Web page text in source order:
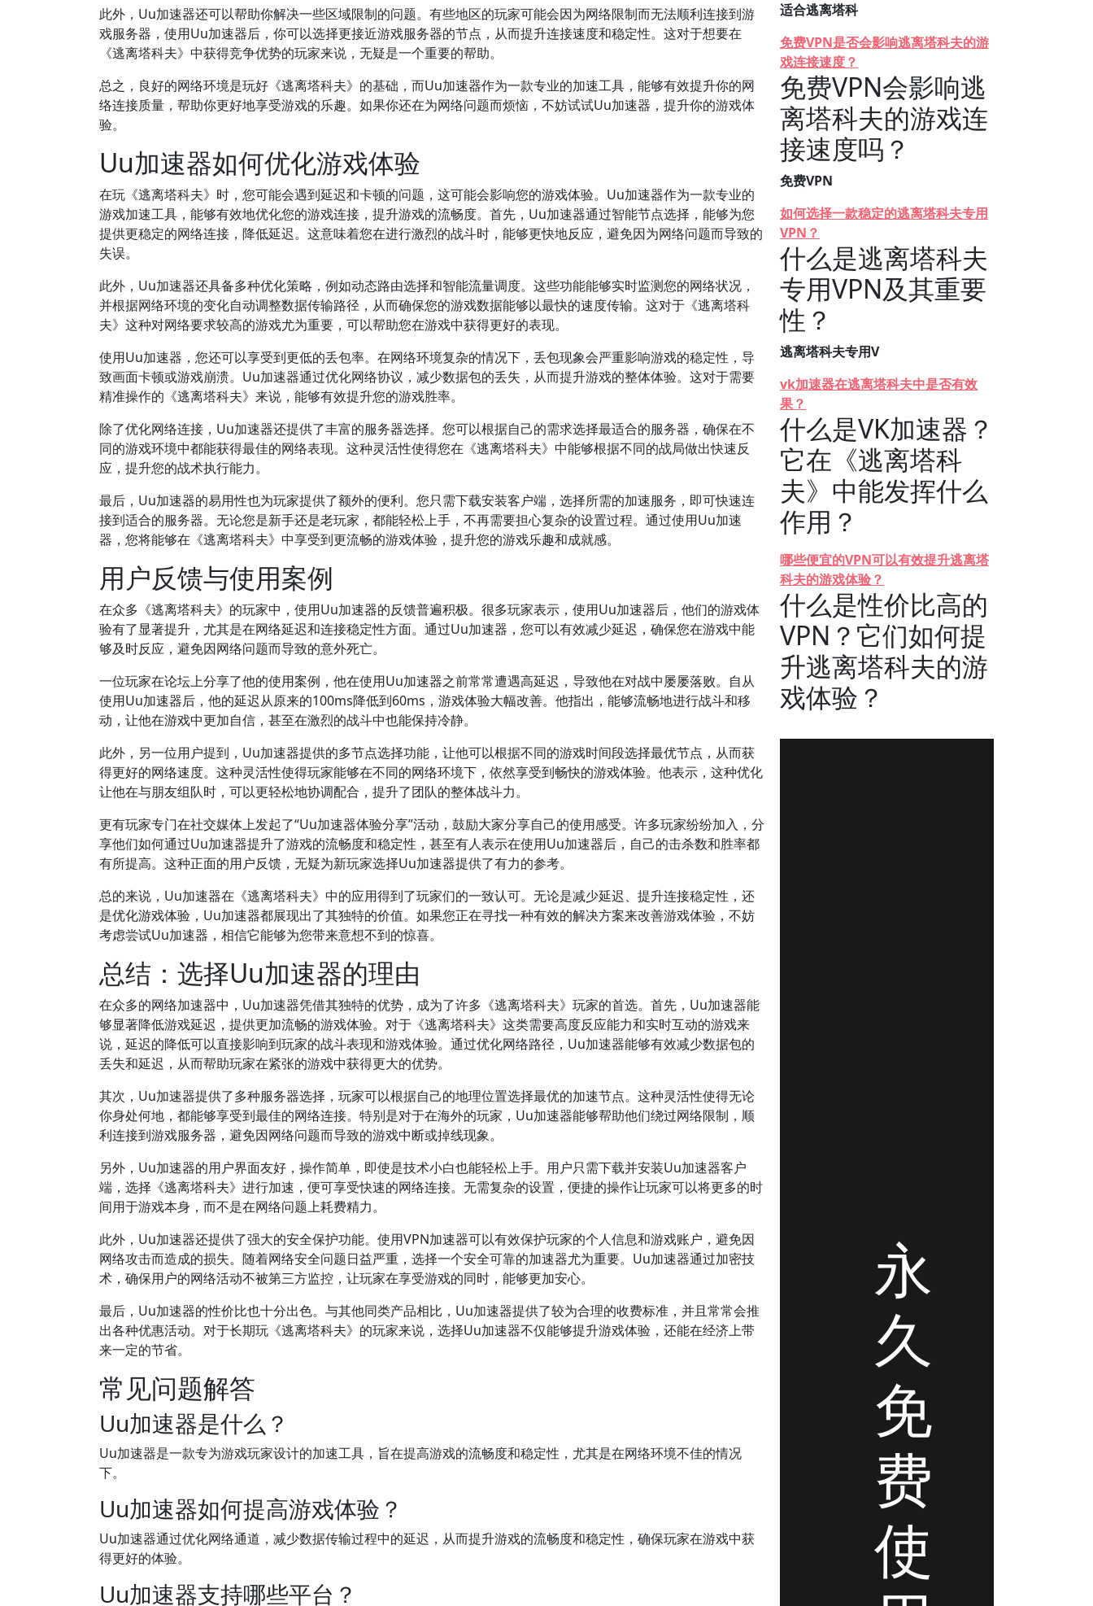
此外，Uu加速器还可以帮助你解决一些区域限制的问题。有些地区的玩家可能会因为网络限制而无法顺利连接到游
戏服务器，使用Uu加速器后，你可以选择更接近游戏服务器的节点，从而提升连接速度和稳定性。这对于想要在
《逃离塔科夫》中获得竞争优势的玩家来说，无疑是一个重要的帮助。
总之，良好的网络环境是玩好《逃离塔科夫》的基础，而Uu加速器作为一款专业的加速工具，能够有效提升你的网
络连接质量，帮助你更好地享受游戏的乐趣。如果你还在为网络问题而烦恼，不妨试试Uu加速器，提升你的游戏体
验。
Uu加速器如何优化游戏体验
在玩《逃离塔科夫》时，您可能会遇到延迟和卡顿的问题，这可能会影响您的游戏体验。Uu加速器作为一款专业的
游戏加速工具，能够有效地优化您的游戏连接，提升游戏的流畅度。首先，Uu加速器通过智能节点选择，能够为您
提供更稳定的网络连接，降低延迟。这意味着您在进行激烈的战斗时，能够更快地反应，避免因为网络问题而导致的
失误。
此外，Uu加速器还具备多种优化策略，例如动态路由选择和智能流量调度。这些功能能够实时监测您的网络状况，
并根据网络环境的变化自动调整数据传输路径，从而确保您的游戏数据能够以最快的速度传输。这对于《逃离塔科
夫》这种对网络要求较高的游戏尤为重要，可以帮助您在游戏中获得更好的表现。
使用Uu加速器，您还可以享受到更低的丢包率。在网络环境复杂的情况下，丢包现象会严重影响游戏的稳定性，导
致画面卡顿或游戏崩溃。Uu加速器通过优化网络协议，减少数据包的丢失，从而提升游戏的整体体验。这对于需要
精准操作的《逃离塔科夫》来说，能够有效提升您的游戏胜率。
除了优化网络连接，Uu加速器还提供了丰富的服务器选择。您可以根据自己的需求选择最适合的服务器，确保在不
同的游戏环境中都能获得最佳的网络表现。这种灵活性使得您在《逃离塔科夫》中能够根据不同的战局做出快速反
应，提升您的战术执行能力。
最后，Uu加速器的易用性也为玩家提供了额外的便利。您只需下载安装客户端，选择所需的加速服务，即可快速连
接到适合的服务器。无论您是新手还是老玩家，都能轻松上手，不再需要担心复杂的设置过程。通过使用Uu加速
器，您将能够在《逃离塔科夫》中享受到更流畅的游戏体验，提升您的游戏乐趣和成就感。
用户反馈与使用案例
在众多《逃离塔科夫》的玩家中，使用Uu加速器的反馈普遍积极。很多玩家表示，使用Uu加速器后，他们的游戏体
验有了显著提升，尤其是在网络延迟和连接稳定性方面。通过Uu加速器，您可以有效减少延迟，确保您在游戏中能
够及时反应，避免因网络问题而导致的意外死亡。
一位玩家在论坛上分享了他的使用案例，他在使用Uu加速器之前常常遭遇高延迟，导致他在对战中屡屡落败。自从
使用Uu加速器后，他的延迟从原来的100ms降低到60ms，游戏体验大幅改善。他指出，能够流畅地进行战斗和移
动，让他在游戏中更加自信，甚至在激烈的战斗中也能保持冷静。
此外，另一位用户提到，Uu加速器提供的多节点选择功能，让他可以根据不同的游戏时间段选择最优节点，从而获
得更好的网络速度。这种灵活性使得玩家能够在不同的网络环境下，依然享受到畅快的游戏体验。他表示，这种优化
让他在与朋友组队时，可以更轻松地协调配合，提升了团队的整体战斗力。
更有玩家专门在社交媒体上发起了“Uu加速器体验分享”活动，鼓励大家分享自己的使用感受。许多玩家纷纷加入，分
享他们如何通过Uu加速器提升了游戏的流畅度和稳定性，甚至有人表示在使用Uu加速器后，自己的击杀数和胜率都
有所提高。这种正面的用户反馈，无疑为新玩家选择Uu加速器提供了有力的参考。
总的来说，Uu加速器在《逃离塔科夫》中的应用得到了玩家们的一致认可。无论是减少延迟、提升连接稳定性，还
是优化游戏体验，Uu加速器都展现出了其独特的价值。如果您正在寻找一种有效的解决方案来改善游戏体验，不妨
考虑尝试Uu加速器，相信它能够为您带来意想不到的惊喜。
总结：选择Uu加速器的理由
在众多的网络加速器中，Uu加速器凭借其独特的优势，成为了许多《逃离塔科夫》玩家的首选。首先，Uu加速器能
够显著降低游戏延迟，提供更加流畅的游戏体验。对于《逃离塔科夫》这类需要高度反应能力和实时互动的游戏来
说，延迟的降低可以直接影响到玩家的战斗表现和游戏体验。通过优化网络路径，Uu加速器能够有效减少数据包的
丢失和延迟，从而帮助玩家在紧张的游戏中获得更大的优势。
其次，Uu加速器提供了多种服务器选择，玩家可以根据自己的地理位置选择最优的加速节点。这种灵活性使得无论
你身处何地，都能够享受到最佳的网络连接。特别是对于在海外的玩家，Uu加速器能够帮助他们绕过网络限制，顺
利连接到游戏服务器，避免因网络问题而导致的游戏中断或掉线现象。
另外，Uu加速器的用户界面友好，操作简单，即使是技术小白也能轻松上手。用户只需下载并安装Uu加速器客户
端，选择《逃离塔科夫》进行加速，便可享受快速的网络连接。无需复杂的设置，便捷的操作让玩家可以将更多的时
间用于游戏本身，而不是在网络问题上耗费精力。
此外，Uu加速器还提供了强大的安全保护功能。使用VPN加速器可以有效保护玩家的个人信息和游戏账户，避免因
网络攻击而造成的损失。随着网络安全问题日益严重，选择一个安全可靠的加速器尤为重要。Uu加速器通过加密技
术，确保用户的网络活动不被第三方监控，让玩家在享受游戏的同时，能够更加安心。
最后，Uu加速器的性价比也十分出色。与其他同类产品相比，Uu加速器提供了较为合理的收费标准，并且常常会推
出各种优惠活动。对于长期玩《逃离塔科夫》的玩家来说，选择Uu加速器不仅能够提升游戏体验，还能在经济上带
来一定的节省。
常见问题解答
Uu加速器是什么？
Uu加速器是一款专为游戏玩家设计的加速工具，旨在提高游戏的流畅度和稳定性，尤其是在网络环境不佳的情况
下。
Uu加速器如何提高游戏体验？
Uu加速器通过优化网络通道，减少数据传输过程中的延迟，从而提升游戏的流畅度和稳定性，确保玩家在游戏中获
得更好的体验。
Uu加速器支持哪些平台？
适合逃离塔科
免费VPN是否会影响逃离塔科夫的游
戏连接速度？
免费VPN会影响逃
离塔科夫的游戏连
接速度吗？
免费VPN
如何选择一款稳定的逃离塔科夫专用
VPN？
什么是逃离塔科夫
专用VPN及其重要
性？
逃离塔科夫专用V
vk加速器在逃离塔科夫中是否有效
果？
什么是VK加速器？
它在《逃离塔科
夫》中能发挥什么
作用？
哪些便宜的VPN可以有效提升逃离塔
科夫的游戏体验？
什么是性价比高的
VPN？它们如何提
升逃离塔科夫的游
戏体验？
永
久
免
费
使